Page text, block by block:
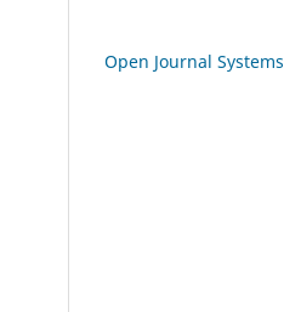
Open Journal Systems